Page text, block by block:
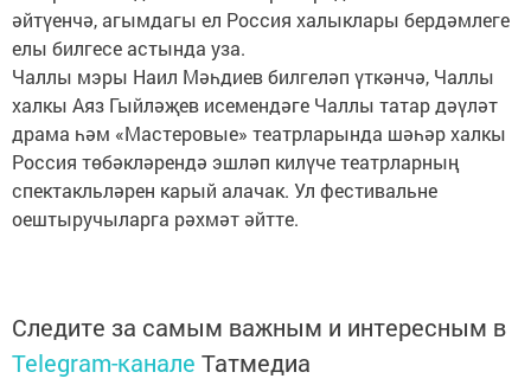
әйтүенчә, агымдагы ел Россия халыклары бердәмлеге
елы билгесе астында уза.
Чаллы мэры Наил Мәһдиев билгеләп үткәнчә, Чаллы
халкы Аяз Гыйләҗев исемендәге Чаллы татар дәүләт
драма һәм «Мастеровые» театрларында шәһәр халкы
Россия төбәкләрендә эшләп килүче театрларның
спектакльләрен карый алачак. Ул фестивальне
оештыручыларга рәхмәт әйтте.
Следите за самым важным и интересным в
Telegram-канале Татмедиа